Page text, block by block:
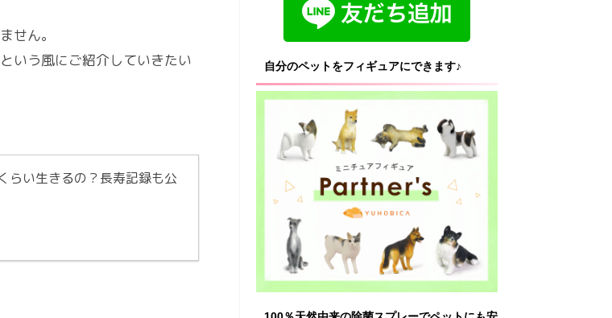
せん。
いう風にご紹介していきたい
らい生きるの？長寿記録も公
自分のペットをフィギュアにできます♪